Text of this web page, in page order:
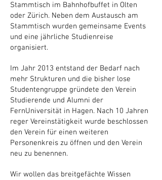
Stammtisch im Bahnhofbuffet in Olten
oder Zürich. Neben dem Austausch am
Stammtisch wurden gemeinsame Events
und eine jährliche Studienreise
organisiert.
Im Jahr 2013 entstand der Bedarf nach
mehr Strukturen und die bisher lose
Studentengruppe gründete den Verein
Studierende und Alumni der
FernUniversität in Hagen. Nach 10 Jahren
reger Vereinstätigkeit wurde beschlossen
den Verein für einen weiteren
Personenkreis zu öffnen und den Verein
neu zu benennen.
Wir wollen das breitgefächte Wissen